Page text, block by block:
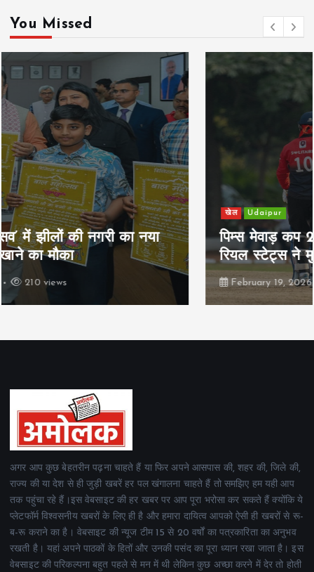
You Missed
खेल Udaipur
पिम्स मेवाड़ कप 2026: क्रॉसवर्ड व आदित्यम
रियल स्टेट्स ने मुकाबले जीते
February 19, 2026
अगर आप कुछ बेहतरीन पढ़ना चाहते हैं या फिर अपने आसपास की, शहर की, जिले की,
राज्य की या देश से ही जुड़ी खबरें हर पल खंगालना चाहते हैं तो समझिए हम यही आप
तक पहुंचा रहे हैं।इस वेबसाइट की हर खबर पर आप पूरा भरोसा कर सकते हैं क्योंकि ये
प्लेटफॉर्म विश्वसनीय खबरों के लिए ही है और हमारा दायित्व आपको ऐसी ही खबरों से रू-
ब-रू कराने का है। वेबसाइट की न्यूज टीम 15 से 20 वर्षों का पत्रकारिता का अनुभव
रखती है। यहां अपने पाठकों के हितों और उनकी पसंद का पूरा ध्यान रखा जाता है। इस
वेबसाइट की परिकल्पना बहुत पहले से मन में थी लेकिन कुछ अच्छा करने में देर तो होती